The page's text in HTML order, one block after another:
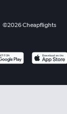
©2026Cheapflights